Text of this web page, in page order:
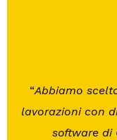
“Abbiamo
lavorazioni con
software di